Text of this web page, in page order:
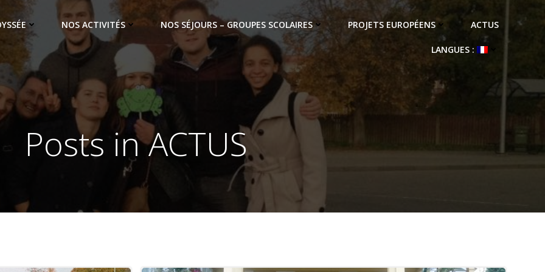
NOS ACTIVITÉS NOS SÉJOURS – GROUPES SCOLAIRES PROJETS EUROPÉENS ACTUS
LANGUES :
Posts in ACTUS